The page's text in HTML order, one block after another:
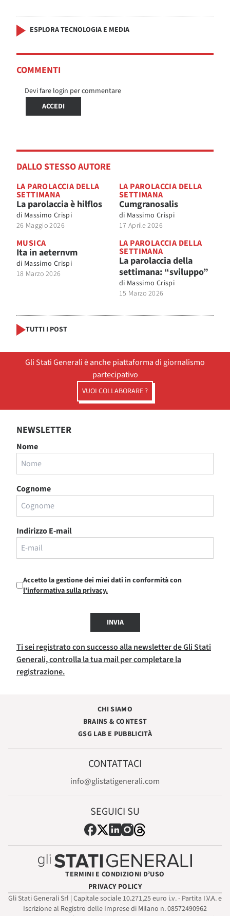
ESPLORA TECNOLOGIA E MEDIA
COMMENTI
Devi fare login per commentare
ACCEDI
DALLO STESSO AUTORE
LA PAROLACCIA DELLA
SETTIMANA
La parolaccia è hilflos
di Massimo Crispi
26 Maggio 2026
LA PAROLACCIA DELLA
SETTIMANA
Cumgranosalis
di Massimo Crispi
17 Aprile 2026
MUSICA
Ita in aeternvm
di Massimo Crispi
18 Marzo 2026
LA PAROLACCIA DELLA
SETTIMANA
La parolaccia della
settimana: “sviluppo”
di Massimo Crispi
15 Marzo 2026
TUTTI I POST
Gli Stati Generali è anche piattaforma di giornalismo
partecipativo
VUOI COLLABORARE ?
NEWSLETTER
Nome
Cognome
Indirizzo E-mail
Accetto la gestione dei miei dati in conformità con
l'informativa sulla privacy.
INVIA
Ti sei registrato con successo alla newsletter de Gli Stati
Generali, controlla la tua mail per completare la
registrazione.
CHI SIAMO
BRAINS & CONTEST
GSG LAB E PUBBLICITÀ
CONTATTACI
info@glistatigenerali.com
SEGUICI SU
TERMINI E CONDIZIONI D’USO
PRIVACY POLICY
Gli Stati Generali Srl | Capitale sociale 10.271,25 euro i.v. - Partita I.V.A. e
Iscrizione al Registro delle Imprese di Milano n. 08572490962